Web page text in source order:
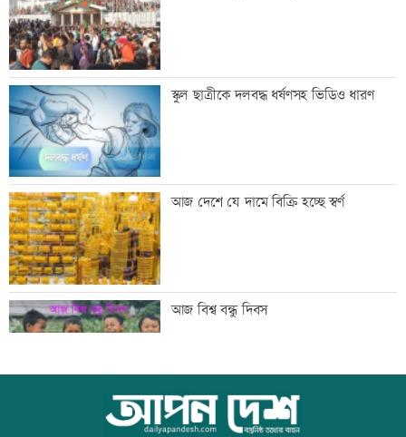
সিঙ্গাপুর থেকে এক কার্গো এলএনজি কিনবে
সরকার
মান্দায় ২৯৬ বোতলসহ দুই মাদক কারবারি
আটক
গুরুত্বপূর্ণ ব্যক্তিদের নিয়ে অপপ্রচারের বিরুদ্ধে
সতর্ক করল পুলিশ
নিরাপত্তা পেলে দেশে ফিরতে চান সাকিব
স্কুল ছাত্রীকে দলবদ্ধ ধর্ষণসহ ভিডিও ধারণ
আজ দেশে যে দামে বিক্রি হচ্ছে স্বর্ণ
আজ বিশ্ব বন্ধু দিবস
কোরআন-হাদিসে নামাজ না পড়ার শাস্তি